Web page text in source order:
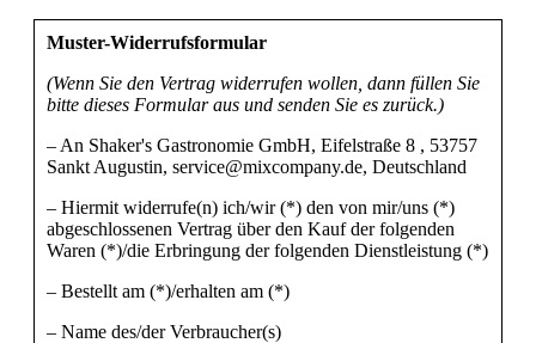
Muster-Widerrufsformular
(Wenn Sie den Vertrag widerrufen wollen, dann füllen Sie
bitte dieses Formular aus und senden Sie es zurück.)
– An Shaker's Gastronomie GmbH, Eifelstraße 8 , 53757
Sankt Augustin, service@mixcompany.de, Deutschland
– Hiermit widerrufe(n) ich/wir (*) den von mir/uns (*)
abgeschlossenen Vertrag über den Kauf der folgenden
Waren (*)/die Erbringung der folgenden Dienstleistung (*)
– Bestellt am (*)/erhalten am (*)
– Name des/der Verbraucher(s)